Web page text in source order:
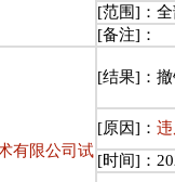
[范围]：
[备注]：
有限公司试
[结果]：
[原因]：
[时间]：